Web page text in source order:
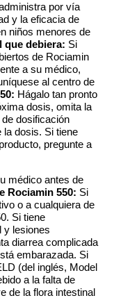
por vía
y la eficacia de
niños menores de
que debiera: Si
de Rociamin
a su médico,
al centro de
Hágalo tan pronto
dosis, omita la
dosificación
la dosis. Si tiene
pregunte a
médico antes de
Rociamin 550: Si
o a cualquiera de
Si tiene
y lesiones
diarrea complicada
embarazada. Si
(del inglés, Model
a la falta de
de la flora intestinal